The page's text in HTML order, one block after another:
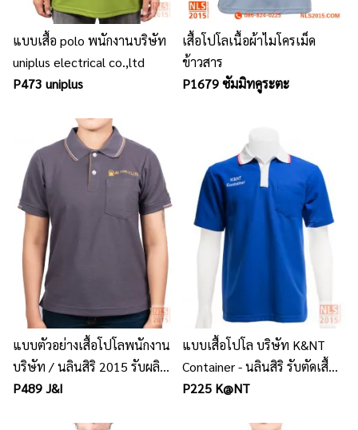
แบบเสื้อ polo พนักงานบริษัท
uniplus electrical co.,ltd
P473 uniplus
เสื้อโปโลเนื้อผ้าไมโครเม็ด
ข้าวสาร
P1679 ซัมมิทคูระตะ
แบบตัวอย่างเสื้อโปโลพนักงาน
บริษัท / นลินสิริ 2015 รับผลิต
เสื้อโปโล ชุดยูนิฟอร์มพนักงาน
P489 J&I
แบบเสื้อโปโล บริษัท K&NT
Container - นลินสิริ รับตัดเสื้อ
โปโล ศรีราชา
P225 K@NT